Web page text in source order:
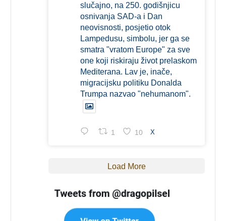
slučajno, na 250. godišnjicu
osnivanja SAD-a i Dan
neovisnosti, posjetio otok
Lampedusu, simbolu, jer ga se
smatra "vratom Europe" za sve
one koji riskiraju život prelaskom
Mediterana. Lav je, inače,
migracijsku politiku Donalda
Trumpa nazvao "nehumanom".
1 10 X
Load More